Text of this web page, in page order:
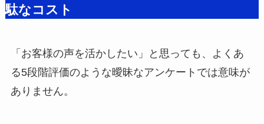
駄なコスト
「お客様の声を活かしたい」と思っても、よくあ
る5段階評価のような曖昧なアンケートでは意味が
ありません。